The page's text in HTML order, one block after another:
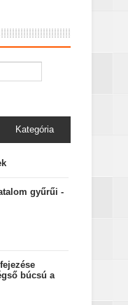
Kategória
gyűrűi -
búcsú a